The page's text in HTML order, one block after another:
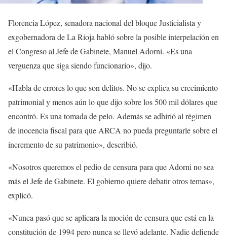
Florencia López, senadora nacional del bloque Justicialista y
exgobernadora de La Rioja habló sobre la posible interpelación en
el Congreso al Jefe de Gabinete, Manuel Adorni. «Es una
verguenza que siga siendo funcionario», dijo.
«Habla de errores lo que son delitos. No se explica su crecimiento
patrimonial y menos aún lo que dijo sobre los 500 mil dólares que
encontró. Es una tomada de pelo. Además se adhirió al régimen
de inocencia fiscal para que ARCA no pueda preguntarle sobre el
incremento de su patrimonio», describió.
«Nosotros queremos el pedio de censura para que Adorni no sea
más el Jefe de Gabinete. El gobierno quiere debatir otros temas»,
explicó.
«Nunca pasó que se aplicara la moción de censura que está en la
constitución de 1994 pero nunca se llevó adelante. Nadie defiende